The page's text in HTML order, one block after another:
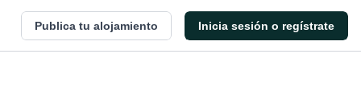
Publica tu alojamiento Inicia sesión o regístrate